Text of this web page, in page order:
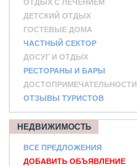
ОТДЫХ С ЛЕЧЕНИЕМ
ДЕТСКИЙ ОТДЫХ
ГОСТЕВЫЕ ДОМА
ЧАСТНЫЙ СЕКТОР
ДОСУГ И ОТДЫХ
РЕСТОРАНЫ И БАРЫ
ДОСТОПРИМЕЧАТЕЛЬНОСТИ
ОТЗЫВЫ ТУРИСТОВ
НЕДВИЖИМОСТЬ
ВСЕ ПРЕДЛОЖЕНИЯ
ДОБАВИТЬ ОБЪЯВЛЕНИЕ